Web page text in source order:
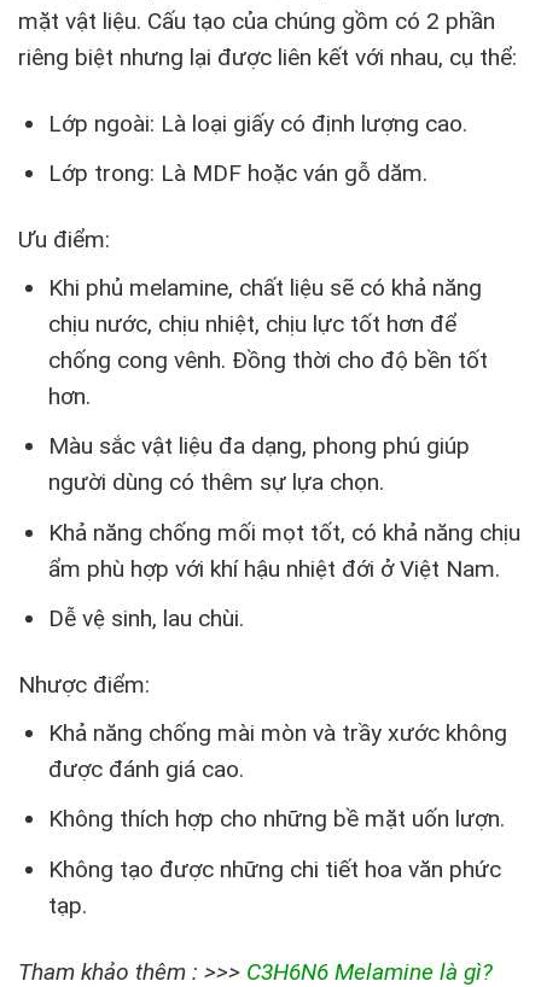
mặt vật liệu. Cấu tạo của chúng gồm có 2 phần
riêng biệt nhưng lại được liên kết với nhau, cụ thể:
Lớp ngoài: Là loại giấy có định lượng cao.
Lớp trong: Là MDF hoặc ván gỗ dăm.
Ưu điểm:
Khi phủ melamine, chất liệu sẽ có khả năng
chịu nước, chịu nhiệt, chịu lực tốt hơn để
chống cong vênh. Đồng thời cho độ bền tốt
hơn.
Màu sắc vật liệu đa dạng, phong phú giúp
người dùng có thêm sự lựa chọn.
Khả năng chống mối mọt tốt, có khả năng chịu
ẩm phù hợp với khí hậu nhiệt đới ở Việt Nam.
Dễ vệ sinh, lau chùi.
Nhược điểm:
Khả năng chống mài mòn và trầy xước không
được đánh giá cao.
Không thích hợp cho những bề mặt uốn lượn.
Không tạo được những chi tiết hoa văn phức
tạp.
Tham khảo thêm : >>> C3H6N6 Melamine là gì?